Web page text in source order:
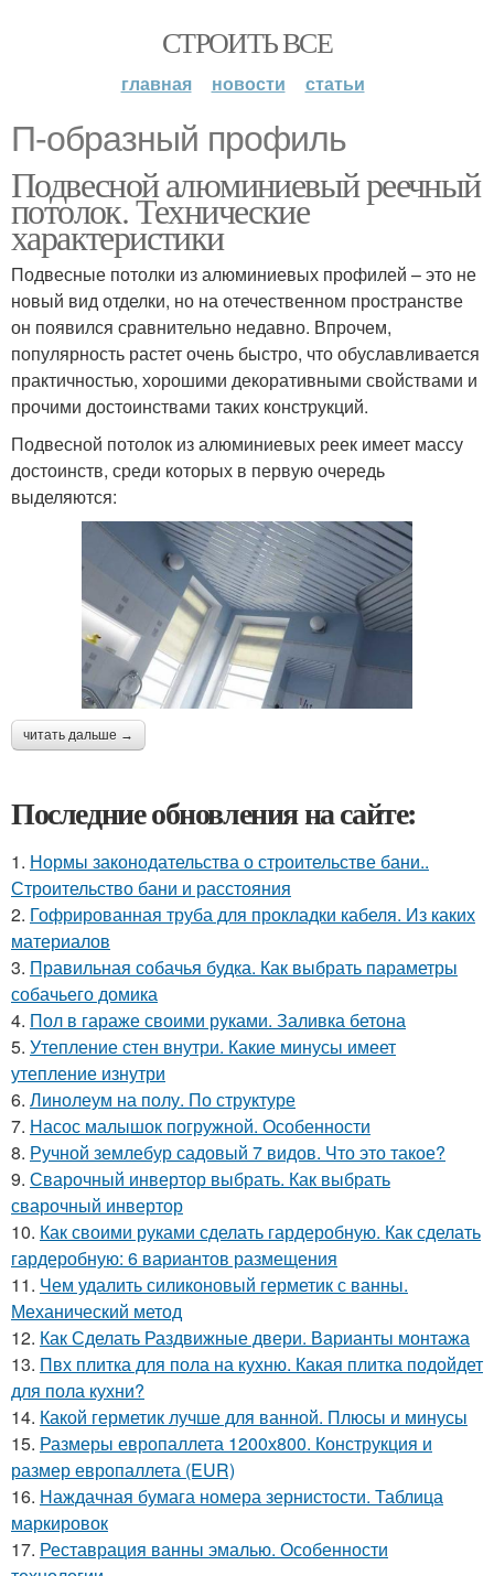
СТРОИТЬ ВСЕ
главная новости статьи
П-образный профиль
Подвесной алюминиевый реечный
потолок. Технические
характеристики
Подвесные потолки из алюминиевых профилей – это не
новый вид отделки, но на отечественном пространстве
он появился сравнительно недавно. Впрочем,
популярность растет очень быстро, что обуславливается
практичностью, хорошими декоративными свойствами и
прочими достоинствами таких конструкций.
Подвесной потолок из алюминиевых реек имеет массу
достоинств, среди которых в первую очередь
выделяются:
читать дальше →
Последние обновления на сайте:
1. Нормы законодательства о строительстве бани..
Строительство бани и расстояния
2. Гофрированная труба для прокладки кабеля. Из каких
материалов
3. Правильная собачья будка. Как выбрать параметры
собачьего домика
4. Пол в гараже своими руками. Заливка бетона
5. Утепление стен внутри. Какие минусы имеет
утепление изнутри
6. Линолеум на полу. По структуре
7. Насос малышок погружной. Особенности
8. Ручной землебур садовый 7 видов. Что это такое?
9. Сварочный инвертор выбрать. Как выбрать
сварочный инвертор
10. Как своими руками сделать гардеробную. Как сделать
гардеробную: 6 вариантов размещения
11. Чем удалить силиконовый герметик с ванны.
Механический метод
12. Как Сделать Раздвижные двери. Варианты монтажа
13. Пвх плитка для пола на кухню. Какая плитка подойдет
для пола кухни?
14. Какой герметик лучше для ванной. Плюсы и минусы
15. Размеры европаллета 1200х800. Конструкция и
размер европаллета (EUR)
16. Наждачная бумага номера зернистости. Таблица
маркировок
17. Реставрация ванны эмалью. Особенности